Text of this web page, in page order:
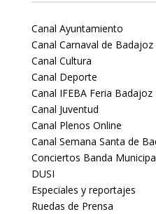
Canal Ayuntamiento
Canal Carnaval de Badajoz
Canal Cultura
Canal Deporte
Canal IFEBA Feria Badajoz
Canal Juventud
Canal Plenos Online
Canal Semana Santa de
Conciertos Banda
DUSI
Especiales y reportajes
Ruedas de Prensa